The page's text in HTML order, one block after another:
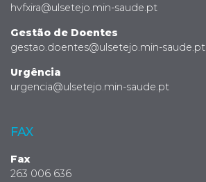
hvfxira@ulsetejo.min-saude.pt
Gestão de Doentes
gestao.doentes@ulsetejo.min-saude.pt
Urgência
urgencia@ulsetejo.min-saude.pt
FAX
Fax
263 006 636